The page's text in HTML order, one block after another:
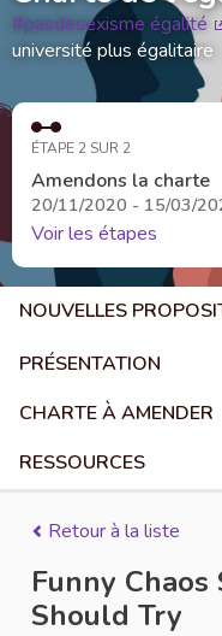
#pasdesexisme égalité
université plus égalitaire
ÉTAPE 2 SUR 2
Amendons la charte
20/11/2020 - 15/03/
Voir les étapes
NOUVELLES
PRÉSENTATION
CHARTE À AMENDER
RESSOURCES
Retour à la liste
Funny Chaos
Should Try